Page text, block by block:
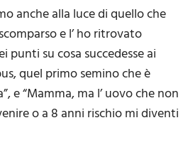
anche alla luce di quello che
e l’ ho ritrovato
su cosa succedesse ai
quel primo semino che è
“Mamma, ma l’ uovo che non
o a 8 anni rischio mi diventi